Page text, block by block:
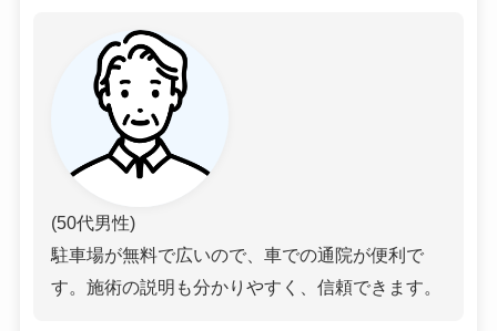
(50代男性)
駐車場が無料で広いので、車での通院が便利で
す。施術の説明も分かりやすく、信頼できます。